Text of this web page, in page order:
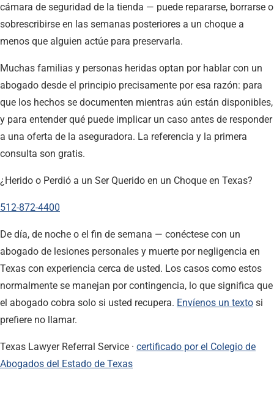
cámara de seguridad de la tienda — puede repararse, borrarse o
sobrescribirse en las semanas posteriores a un choque a
menos que alguien actúe para preservarla.
Muchas familias y personas heridas optan por hablar con un
abogado desde el principio precisamente por esa razón: para
que los hechos se documenten mientras aún están disponibles,
y para entender qué puede implicar un caso antes de responder
a una oferta de la aseguradora. La referencia y la primera
consulta son gratis.
¿Herido o Perdió a un Ser Querido en un Choque en Texas?
512-872-4400
De día, de noche o el fin de semana — conéctese con un
abogado de lesiones personales y muerte por negligencia en
Texas con experiencia cerca de usted. Los casos como estos
normalmente se manejan por contingencia, lo que significa que
el abogado cobra solo si usted recupera. Envíenos un texto si
prefiere no llamar.
Texas Lawyer Referral Service · certificado por el Colegio de
Abogados del Estado de Texas